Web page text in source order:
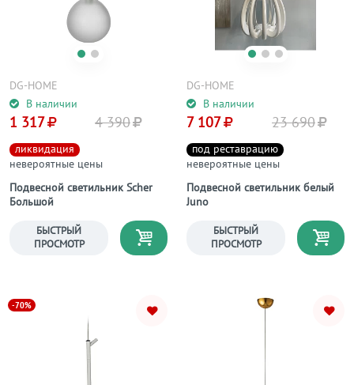
В наличии
DG-HOME
Подвесной светильник Scher
Большой
ликвидация
невероятные цены
1 317 4 390
БЫСТРЫЙ
ПРОСМОТР
В наличии
DG-HOME
Подвесной светильник белый
Juno
под реставрацию
невероятные цены
7 107 23 690
БЫСТРЫЙ
ПРОСМОТР
-70%